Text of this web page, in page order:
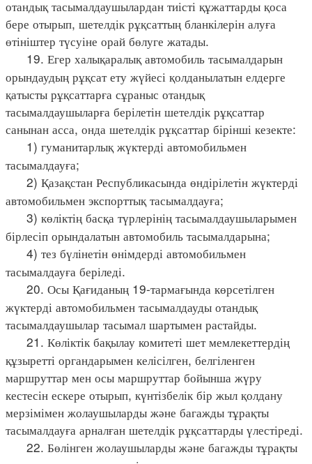
отандық тасымалдаушылардан тиісті құжаттарды қоса
бере отырып, шетелдік рұқсаттың бланкілерін алуға
өтініштер түсуіне орай бөлуге жатады.
19. Егер халықаралық автомобиль тасымалдарын
орындаудың рұқсат ету жүйесі қолданылатын елдерге
қатысты рұқсаттарға сұраныс отандық
тасымалдаушыларға берілетін шетелдік рұқсаттар
санынан асса, онда шетелдік рұқсаттар бірінші кезекте:
1) гуманитарлық жүктерді автомобильмен
тасымалдауға;
2) Қазақстан Республикасында өндірілетін жүктерді
автомобильмен экспорттық тасымалдауға;
3) көліктің басқа түрлерінің тасымалдаушыларымен
бірлесіп орындалатын автомобиль тасымалдарына;
4) тез бүлінетін өнімдерді автомобильмен
тасымалдауға беріледі.
20. Осы Қағиданың 19-тармағында көрсетілген
жүктерді автомобильмен тасымалдауды отандық
тасымалдаушылар тасымал шартымен растайды.
21. Көліктік бақылау комитеті шет мемлекеттердің
құзыретті органдарымен келісілген, белгіленген
маршруттар мен осы маршруттар бойынша жүру
кестесін ескере отырып, күнтізбелік бір жыл қолдану
мерзімімен жолаушыларды және багажды тұрақты
тасымалдауға арналған шетелдік рұқсаттарды үлестіреді.
22. Бөлінген жолаушыларды және багажды тұрақты